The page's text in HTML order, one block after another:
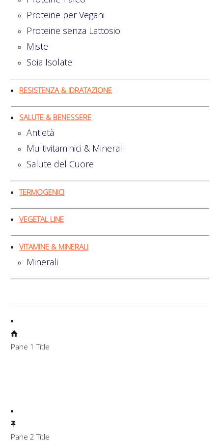
Proteine per Vegani
Proteine senza Lattosio
Miste
Soia Isolate
RESISTENZA & IDRATAZIONE
SALUTE & BENESSERE
Antietà
Multivitaminici & Minerali
Salute del Cuore
TERMOGENICI
VEGETAL LINE
VITAMINE & MINERALI
Minerali
Pane 1 Title
Pane 2 Title